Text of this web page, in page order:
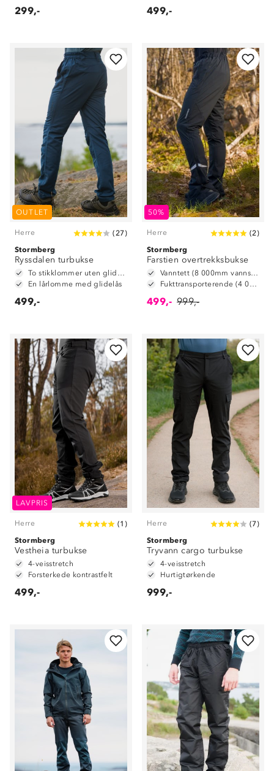
299,- 499,-
OUTLET
Herre (27)
Stormberg
Ryssdalen turbukse
To stikklommer uten glidelås.
En lårlomme med glidelås
499,-
50%
Herre (2)
Stormberg
Farstien overtrekksbukse
Vanntett (8 000mm vannsøyle)
Fukttransporterende (4 000 g/m2/24t)
499,- 999,-
LAVPRIS
Herre (1 )
Stormberg
Vestheia turbukse
4-veisstretch
Forsterkede kontrastfelt
499,-
Herre (7)
Stormberg
Tryvann cargo turbukse
4-veisstretch
Hurtigtørkende
999,-